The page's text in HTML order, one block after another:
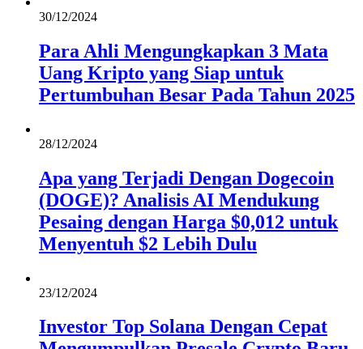
30/12/2024
Para Ahli Mengungkapkan 3 Mata
Uang Kripto yang Siap untuk
Pertumbuhan Besar Pada Tahun 2025
28/12/2024
Apa yang Terjadi Dengan Dogecoin
(DOGE)? Analisis AI Mendukung
Pesaing dengan Harga $0,012 untuk
Menyentuh $2 Lebih Dulu
23/12/2024
Investor Top Solana Dengan Cepat